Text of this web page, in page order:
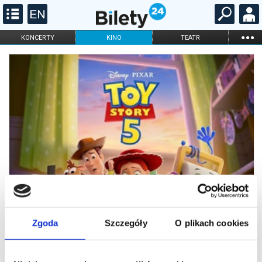
Zgoda Szczegóły O plikach cookies
KONCERTY KINO TEATR ...
FILHARMONIA OPERA I BALET
STAND-UP
ONLINE KARNETY